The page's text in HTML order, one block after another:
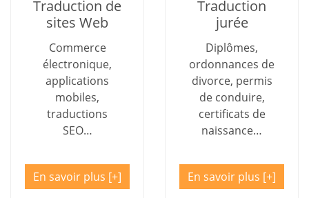
Traduction de
sites Web
Commerce
électronique,
applications
mobiles,
traductions
SEO…
En savoir plus
Traduction
jurée
Diplômes,
ordonnances de
divorce, permis
de conduire,
certificats de
naissance…
En savoir plus